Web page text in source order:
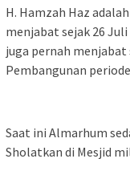
H. Hamzah Haz
menjabat sejak 26
juga pernah
Pembangunan
Saat ini Almarhum
Sholatkan di Mesjid